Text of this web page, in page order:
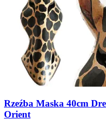
Rzeźba Maska 40cm
Orient